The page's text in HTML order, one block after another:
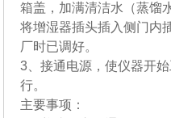
箱盖，加满清洁水（蒸馏
将增湿器插头插入侧门内
厂时已调好。
3、接通电源，使仪器开
行。
主要事项：